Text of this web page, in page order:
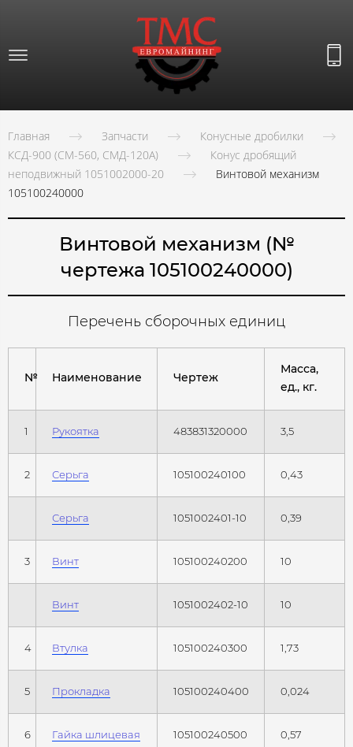
Главная Запчасти
Конусные дробилки
КСД-900 (СМ-560, СМД-120А)
Конус дробящий
неподвижный 1051002000-20
Винтовой механизм
105100240000
Винтовой механизм (№
чертежа 105100240000)
Перечень сборочных единиц
№ Наименование Чертеж
Масса,
ед., кг.
1 Рукоятка 483831320000 3,5
2 Серьга 105100240100 0,43
Серьга 1051002401-10 0,39
3 Винт 105100240200 10
Винт 1051002402-10 10
4 Втулка 105100240300 1,73
5 Прокладка 105100240400 0,024
6 Гайка шлицевая 105100240500 0,57